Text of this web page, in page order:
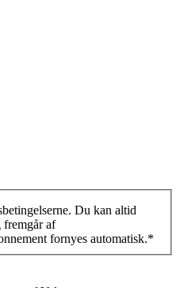
Du kan altid
fremgår af
fornyes automatisk.*